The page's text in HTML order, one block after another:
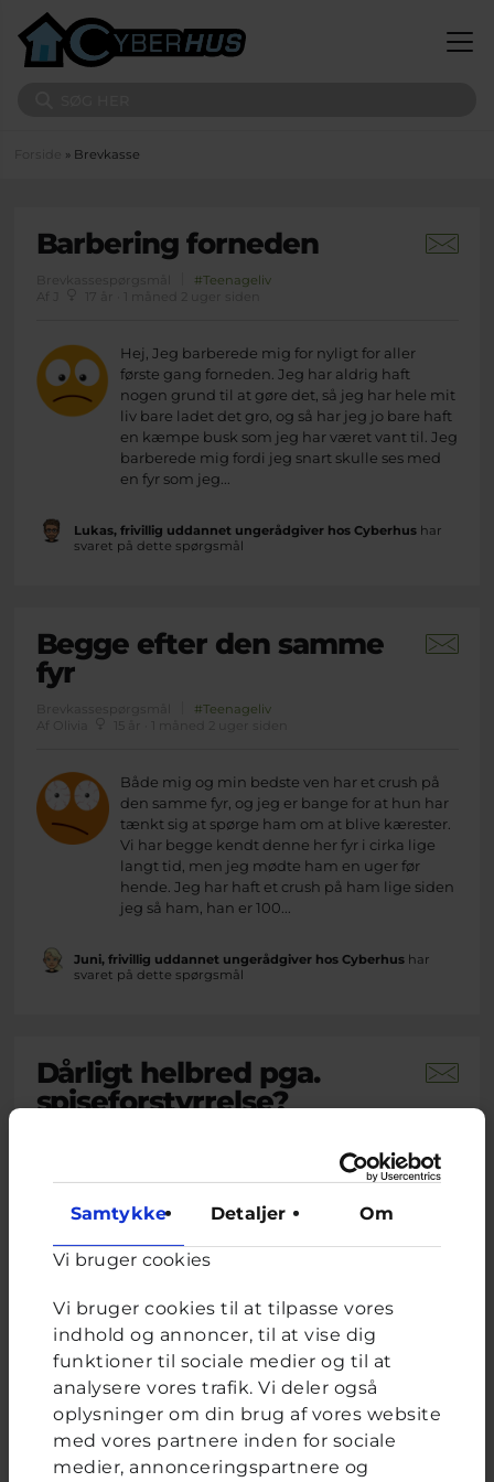
Samtykke Detaljer Om
Vi bruger cookies
Vi bruger cookies til at tilpasse vores
indhold og annoncer, til at vise dig
funktioner til sociale medier og til at
analysere vores trafik. Vi deler også
oplysninger om din brug af vores website
med vores partnere inden for sociale
medier, annonceringspartnere og
Du er her
» Brevkasse
Barbering forneden
Brevkassespørgsmål
#Teenageliv
Af J
Hej, Jeg barberede mig for nyligt for aller
første gang forneden. Jeg har aldrig haft
nogen grund til at gøre det, så jeg har hele mit
liv bare ladet det gro, og så har jeg jo bare haft
en kæmpe busk som jeg har været vant til. Jeg
barberede mig fordi jeg snart skulle ses med
en fyr som jeg...
Lukas, frivillig uddannet ungerådgiver hos Cyberhushar
svaret på dette spørgsmål
Begge efter den samme
fyr
Brevkassespørgsmål
#Teenageliv
Af Olivia
15 år · 1 måned 2 uger siden
Både mig og min bedste ven har et crush på
den samme fyr, og jeg er bange for at hun har
tænkt sig at spørge ham om at blive kærester.
Vi har begge kendt denne her fyr i cirka lige
langt tid, men jeg mødte ham en uger før
hende. Jeg har haft et crush på ham lige siden
jeg så ham, han er 100...
Juni, frivillig uddannet ungerådgiver hos Cyberhushar
svaret på dette spørgsmål
Dårligt helbred pga.
spiseforstyrrelse?
På det seneste har jeg udviklet noget jeg tror
morgenmad eller frokost, og kun en halv
at kaste op. De seneste to uger har jeg følt mig
svimmel, træt, mit hjerte...
Lukas, frivillig uddannet ungerådgiver hos Cyberhus
svaret på dette spørgsmål